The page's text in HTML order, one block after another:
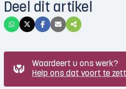
Deel dit artikel
Waardeert u ons werk?
Help ons dat voort te